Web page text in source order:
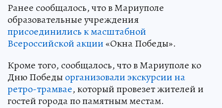
Ранее сообщалось, что в Мариуполе
образовательные учреждения
присоединились к масштабной
Всероссийской акции«Окна Победы».
Кроме того, сообщалось, что в Мариуполе ко
Дню Победы организовали экскурсии на
ретро-трамвае, который провезет жителей и
гостей города по памятным местам.